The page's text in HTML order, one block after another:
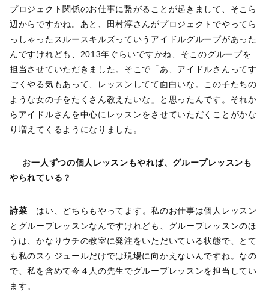
プロジェクト関係のお仕事に繋がることが起きまして、そこら
辺からですかね。あと、田村淳さんがプロジェクトでやってら
っしゃったスルースキルズっていうアイドルグループがあった
んですけれども、2013年ぐらいですかね、そこのグループを
担当させていただきました。そこで「あ、アイドルさんってす
ごくやる気もあって、レッスンしてて面白いな。この子たちの
ような女の子をたくさん教えたいな」と思ったんです。それか
らアイドルさんを中心にレッスンをさせていただくことがかな
り増えてくるようになりました。
──お一人ずつの個人レッスンもやれば、グループレッスンも
やられている？
詩菜 はい、どちらもやってます。私のお仕事は個人レッスン
とグループレッスンなんですけれども、グループレッスンのほ
うは、かなりウチの教室に発注をいただいている状態で、とて
も私のスケジュールだけでは現場に向かえないんですね。なの
で、私を含めて今４人の先生でグループレッスンを担当してい
ます。